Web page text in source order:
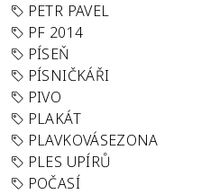
PETR PAVEL
PF 2014
PÍSEŇ
PÍSNIČKÁŘI
PIVO
PLAKÁT
PLAVKOVÁSEZONA
PLES UPÍRŮ
POČASÍ